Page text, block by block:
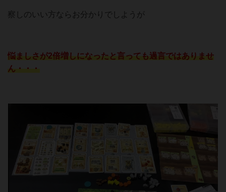
察しのいい方ならお分かりでしようが
悩ましさが2倍増しになったと言っても過言ではありませ
ん・・・